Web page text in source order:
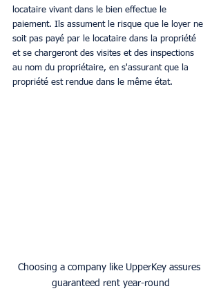
locataire vivant dans le bien effectue le
paiement. Ils assument le risque que le loyer ne
soit pas payé par le locataire dans la propriété
et se chargeront des visites et des inspections
au nom du propriétaire, en s'assurant que la
propriété est rendue dans le même état.
Choosing a company like UpperKey assures
guaranteed rent year-round